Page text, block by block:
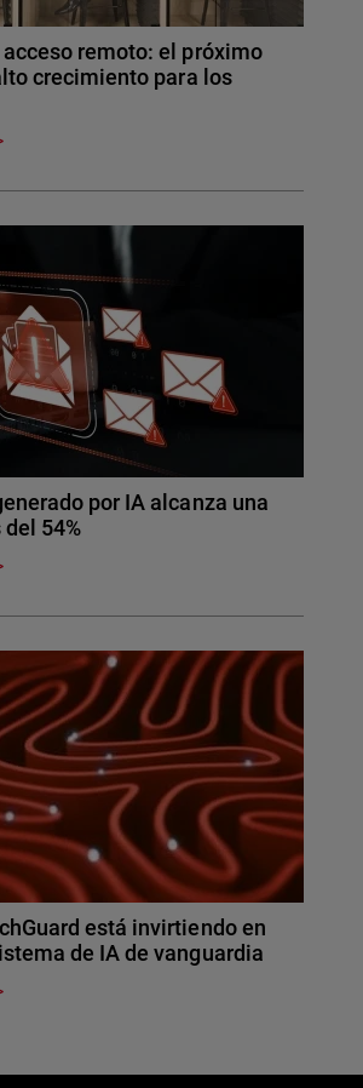
remoto: el próximo
crecimiento para los
por IA alcanza una
54%
está invirtiendo en
de IA de vanguardia